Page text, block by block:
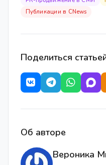
Публикации в CNews
Поделиться
Об авторе
Вероника